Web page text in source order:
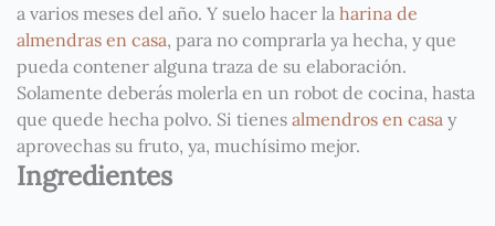
a varios meses del año. Y suelo hacer la harina de
almendras en casa, para no comprarla ya hecha, y que
pueda contener alguna traza de su elaboración.
Solamente deberás molerla en un robot de cocina, hasta
que quede hecha polvo. Si tienes almendros en casa y
aprovechas su fruto, ya, muchísimo mejor.
Ingredientes